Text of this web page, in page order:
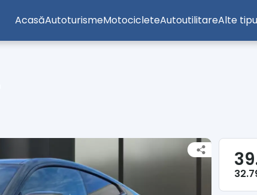
AcasăAutoturismeMotocicleteAutoutilitareAlte